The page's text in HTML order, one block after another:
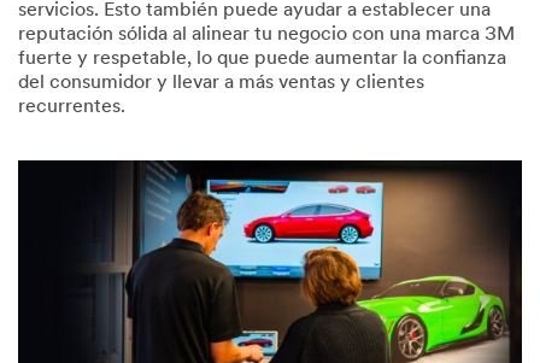
servicios. Esto también puede ayudar a establecer una
reputación sólida al alinear tu negocio con una marca 3M
fuerte y respetable, lo que puede aumentar la confianza
del consumidor y llevar a más ventas y clientes
recurrentes.